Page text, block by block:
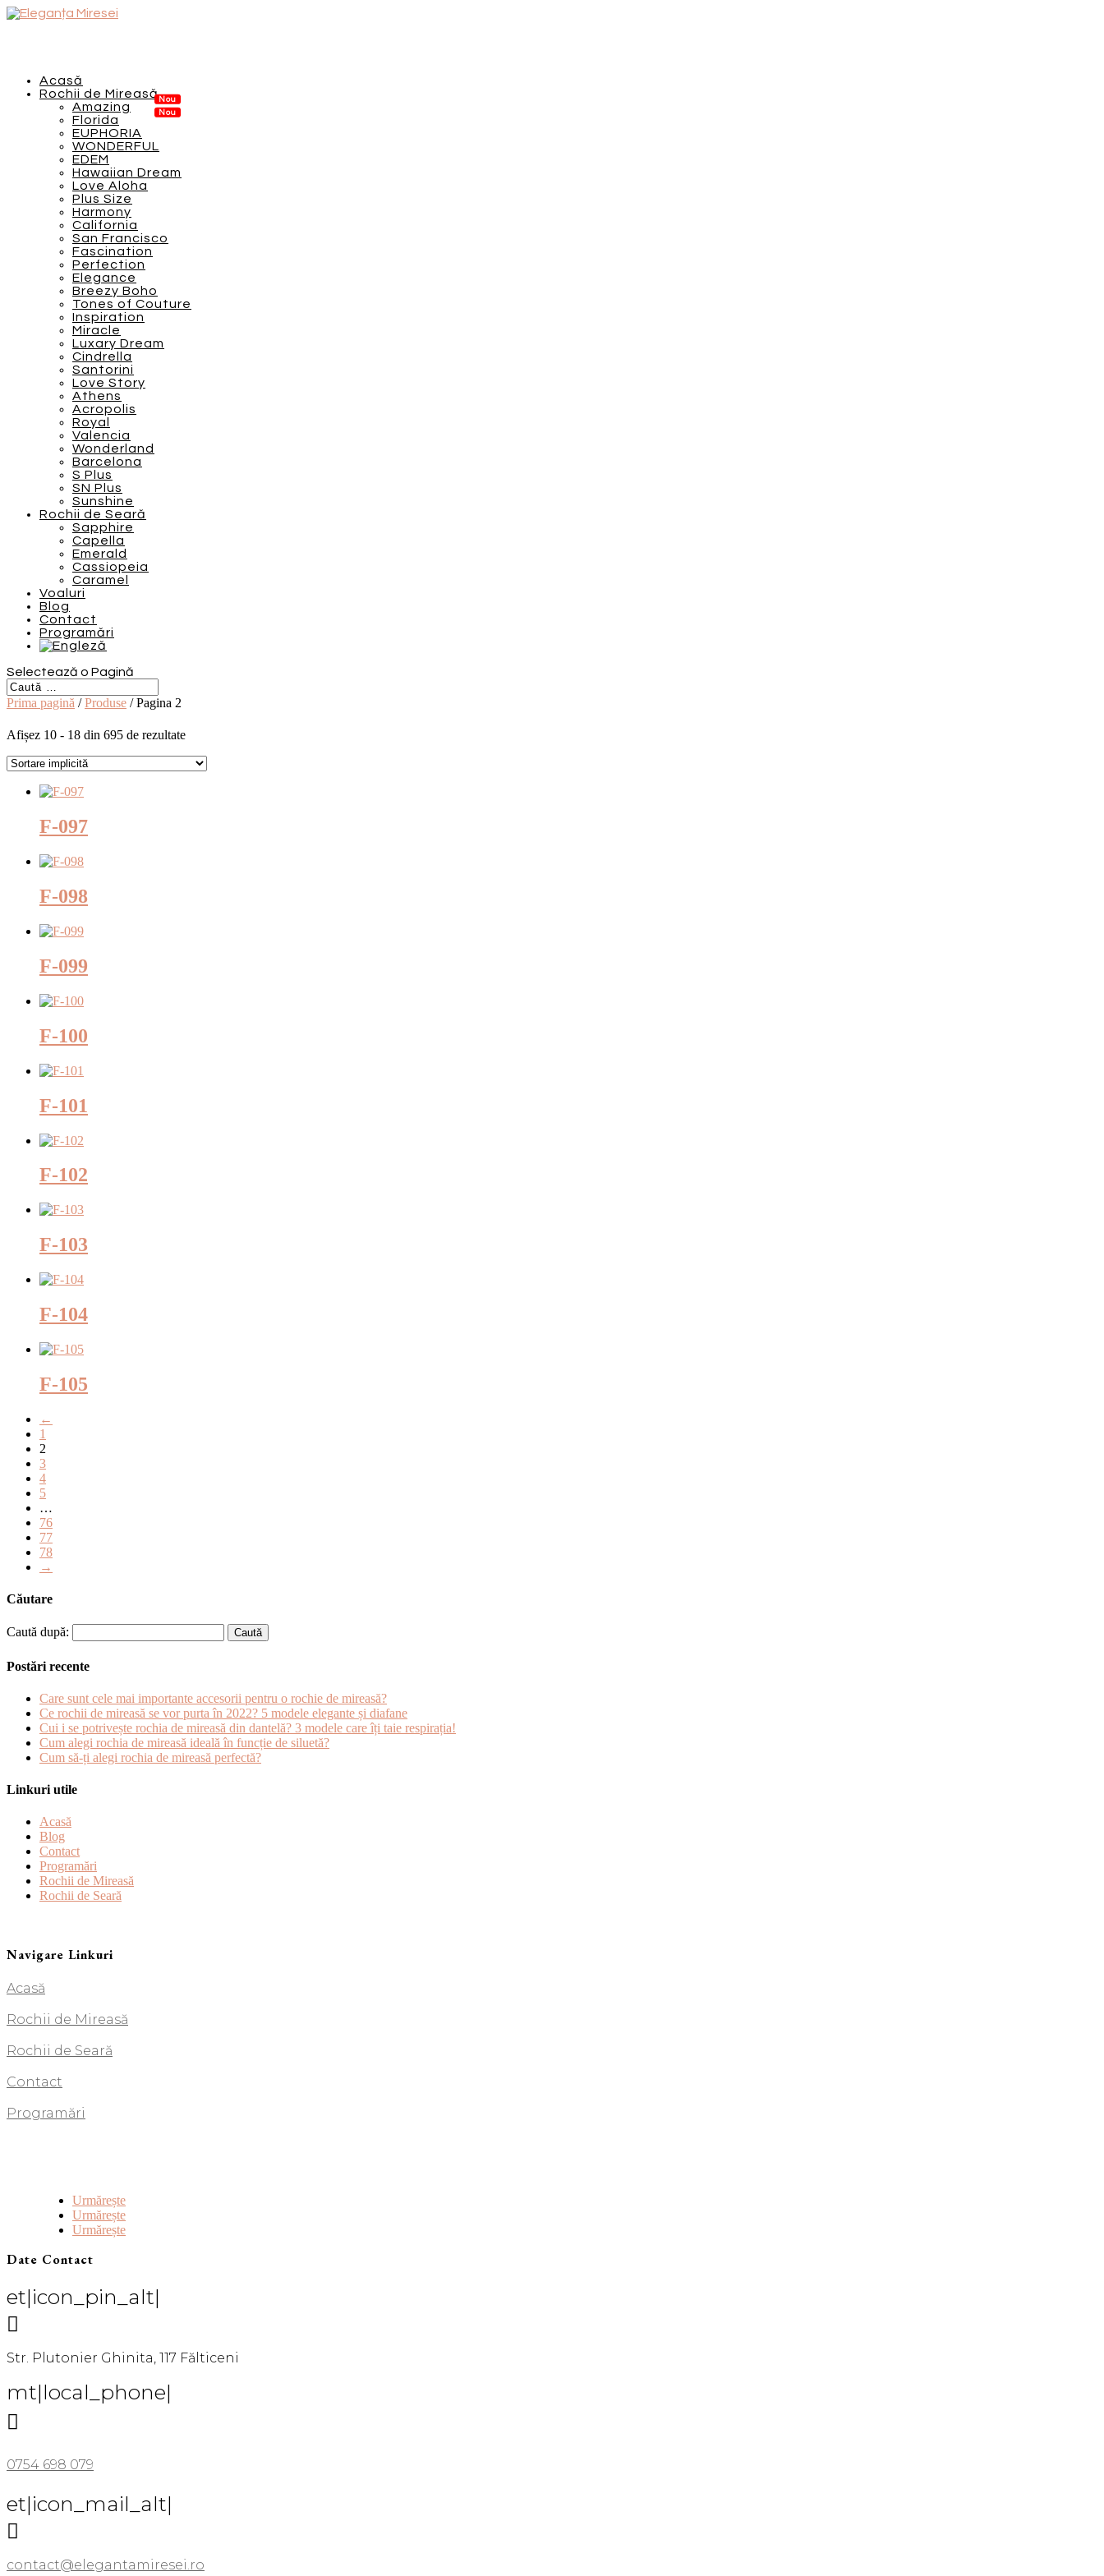
Acasă
Rochii de Mireasă
Amazing
Florida
EUPHORIA
WONDERFUL
EDEM
Hawaiian Dream
Love Aloha
Plus Size
Harmony
California
San Francisco
Fascination
Perfection
Elegance
Breezy Boho
Tones of Couture
Inspiration
Miracle
Luxary Dream
Cindrella
Santorini
Love Story
Athens
Acropolis
Royal
Valencia
Wonderland
Barcelona
S Plus
SN Plus
Sunshine
Rochii de Seară
Sapphire
Capella
Emerald
Cassiopeia
Caramel
Voaluri
Blog
Contact
Programări
Selectează o Pagină
Prima pagină /Produse / Pagina 2
Afișez 10 - 18 din 695 de rezultate
F-097
F-098
F-099
F-100
F-101
F-102
F-103
F-104
F-105
←
1
2
3
4
5
…
76
77
78
→
Căutare
Caută după:
Postări recente
Care sunt cele mai importante accesorii pentru o rochie de mireasă?
Ce rochii de mireasă se vor purta în 2022? 5 modele elegante și diafane
Cui i se potrivește rochia de mireasă din dantelă? 3 modele care îți taie respirația!
Cum alegi rochia de mireasă ideală în funcție de siluetă?
Cum să-ți alegi rochia de mireasă perfectă?
Linkuri utile
Acasă
Blog
Contact
Programări
Rochii de Mireasă
Rochii de Seară
Navigare Linkuri
Acasă
Rochii de Mireasă
Rochii de Seară
Contact
Programări
Urmărește
Urmărește
Urmărește
Date Contact
et|icon_pin_alt|

Str. Plutonier Ghinita, 117 Fălticeni
mt|local_phone|

0754 698 079
et|icon_mail_alt|

contact@elegantamiresei.ro